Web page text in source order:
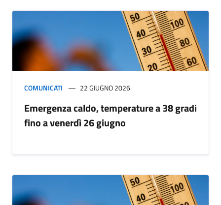
COMUNICATI 22 GIUGNO 2026
Emergenza caldo, temperature a 38 gradi
fino a venerdì 26 giugno